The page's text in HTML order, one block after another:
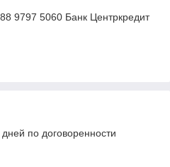
9797 5060 Банк Центркредит
по договоренности